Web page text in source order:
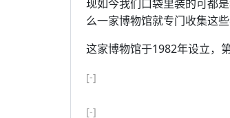
现如今我们口袋里装的可都
么一家博物馆就专门收集这些
这家博物馆于1982年设立，
[-]
[-]